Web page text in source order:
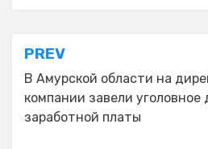
Навигация
по
записям
PREV
В Амурской области на
компании завели уголовное
заработной платы